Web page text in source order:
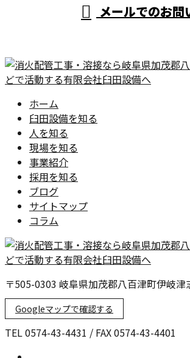
メールでのお問
ホーム
臼田設備を知る
人を知る
現場を知る
事業紹介
採用を知る
ブログ
サイトマップ
コラム
〒505-0303 岐阜県加茂郡八百津町伊岐津
Googleマップで確認する
TEL 0574-43-4431 / FAX 0574-43-4401